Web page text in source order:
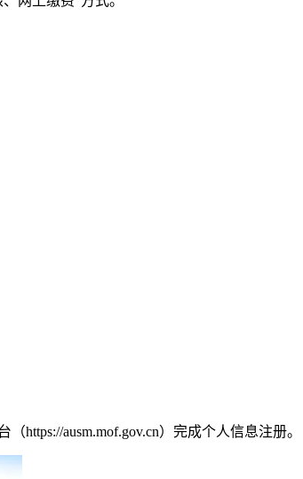
https://ausm.mof.gov.cn）完成个人信息注册。